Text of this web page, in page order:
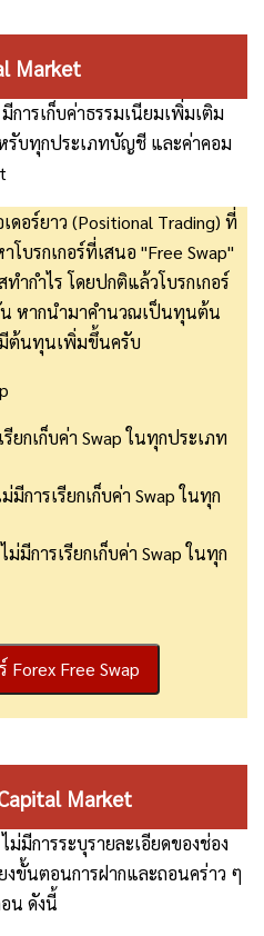
Market
การเก็บค่าธรรมเนียมเพิ่มเติม
รับทุกประเภทบัญชี และค่าคอม
ดอร์ยาว (Positional Trading) ที่
บรกเกอร์ที่เสนอ "Free Swap"
ำกำไร โดยปกติแล้วโบรกเกอร์
น หากนำมาคำนวณเป็นทุนต้น
มีต้นทุนเพิ่มขึ้นครับ
รียกเก็บค่า Swap ในทุกประเภท
มีการเรียกเก็บค่า Swap ในทุก
ม่มีการเรียกเก็บค่า Swap ในทุก
Forex Free Swap
Market
ม่มีการระบุรายละเอียดของช่อง
ขั้นตอนการฝากและถอนคร่าว ๆ
น ดังนี้